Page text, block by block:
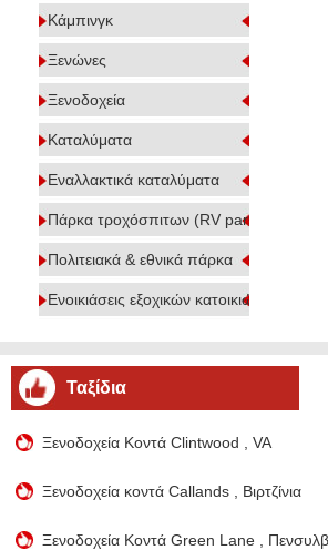
Κάμπινγκ
Ξενώνες
Ξενοδοχεία
Καταλύματα
Εναλλακτικά καταλύματα
Πάρκα τροχόσπιτων (RV parks)
Πολιτειακά & εθνικά πάρκα
Ενοικιάσεις εξοχικών κατοικιών
Ταξίδια
Ξενοδοχεία Κοντά Clintwood , VA
Ξενοδοχεία κοντά Callands , Βιρτζίνια
Ξενοδοχεία Κοντά Green Lane ,